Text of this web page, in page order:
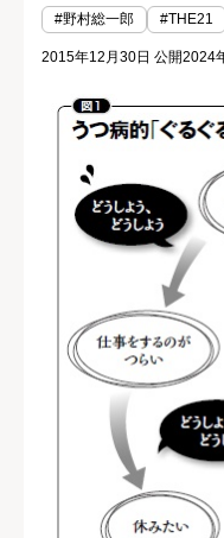
#野村総一郎 #THE21
2015年12月30日 公開2024